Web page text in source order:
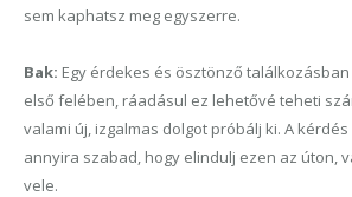
sem kaphatsz meg egyszerre.
Bak: Egy érdekes és ösztönző
első felében, ráadásul ez lehetővé teheti
valami új, izgalmas dolgot próbálj ki. A
annyira szabad, hogy elindulj ezen az úton,
vele.